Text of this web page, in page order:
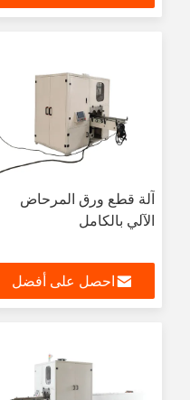
آلة قطع ورق المرحاض
الآلي بالكامل
احصل على أفضل